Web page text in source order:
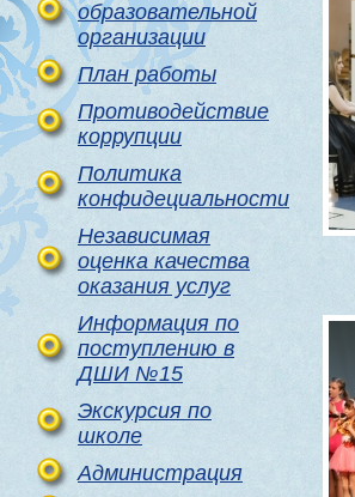
образовательной
организации
План работы
Противодействие
коррупции
Политика
конфидециальности
Независимая
оценка качества
оказания услуг
Информация по
поступлению в
ДШИ №15
Экскурсия по
школе
Администрация